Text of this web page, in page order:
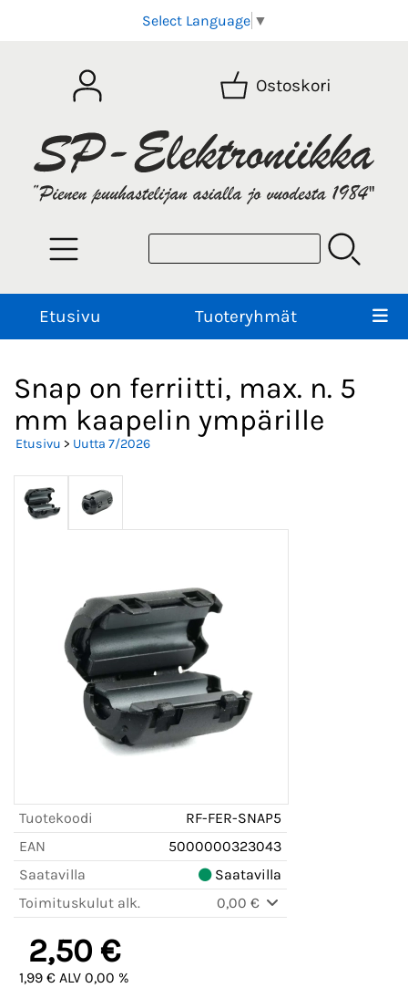
Select Language ▼
Ostoskori
Etusivu Tuoteryhmät
Snap on ferriitti, max. n. 5
mm kaapelin ympärille
Etusivu > Uutta 7/2026
Tuotekoodi
RF-FER-SNAP5
EAN
5000000323043
Saatavilla
Saatavilla
Toimituskulut alk.
0,00 €
2,50 €
1,99 € ALV 0,00 %